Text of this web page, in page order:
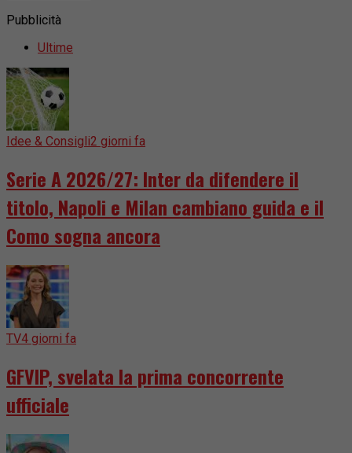
Pubblicità
Ultime
Idee & Consigli2 giorni fa
Serie A 2026/27: Inter da difendere il
titolo, Napoli e Milan cambiano guida e il
Como sogna ancora
TV4 giorni fa
GFVIP, svelata la prima concorrente
ufficiale